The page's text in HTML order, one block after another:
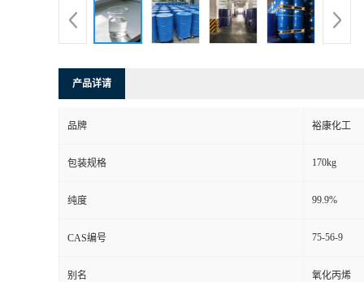
产品详请
品牌 裕康化工
包装规格 170kg
纯度 99.9%
CAS编号 75-56-9
别名 氧化丙烯